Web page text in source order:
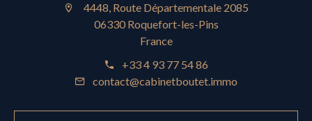
4448, Route Départementale 2085
06330 Roquefort-les-Pins
France
+33 4 93 77 54 86
contact@cabinetboutet.immo